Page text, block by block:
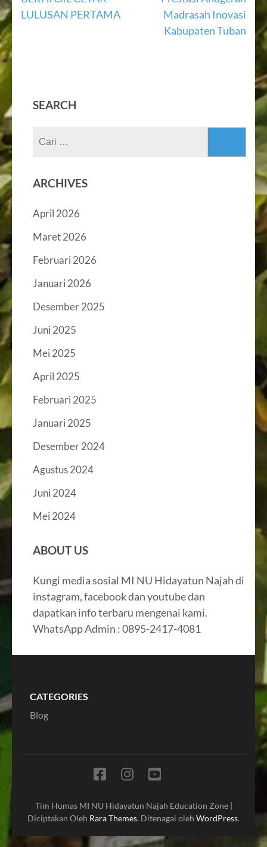
LULUSAN PERTAMA
Madrasah Inovasi
Kabupaten Tuban
SEARCH
ARCHIVES
April 2026
Maret 2026
Februari 2026
Januari 2026
Desember 2025
Juni 2025
Mei 2025
April 2025
Februari 2025
Januari 2025
Desember 2024
Agustus 2024
Juni 2024
Mei 2024
ABOUT US
Kungi media sosial MI NU Hidayatun Najah di
instagram, facebook dan youtube dan
dapatkan info terbaru mengenai kami.
WhatsApp Admin : 0895-2417-4081
CATEGORIES
Blog
Tim Humas MI NU Hidayatun Najah Education Zone |
Diciptakan Oleh Rara Themes. Ditenagai oleh WordPress.